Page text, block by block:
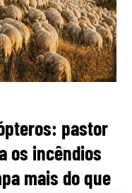
pastor
os incêndios
mais do que